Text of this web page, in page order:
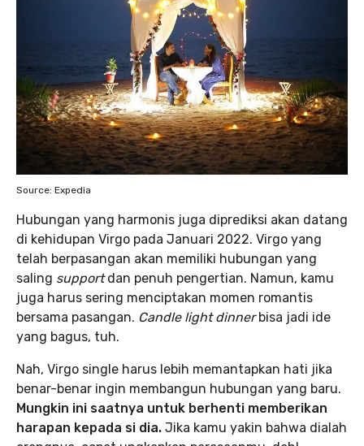
Source: Expedia
Hubungan yang harmonis juga diprediksi akan datang
di kehidupan Virgo pada Januari 2022. Virgo yang
telah berpasangan akan memiliki hubungan yang
saling supportdan penuh pengertian. Namun, kamu
juga harus sering menciptakan momen romantis
bersama pasangan. Candle light dinnerbisa jadi ide
yang bagus, tuh.
Nah, Virgo single harus lebih memantapkan hati jika
benar-benar ingin membangun hubungan yang baru.
Mungkin ini saatnya untuk berhenti memberikan
harapan kepada si dia. Jika kamu yakin bahwa dialah